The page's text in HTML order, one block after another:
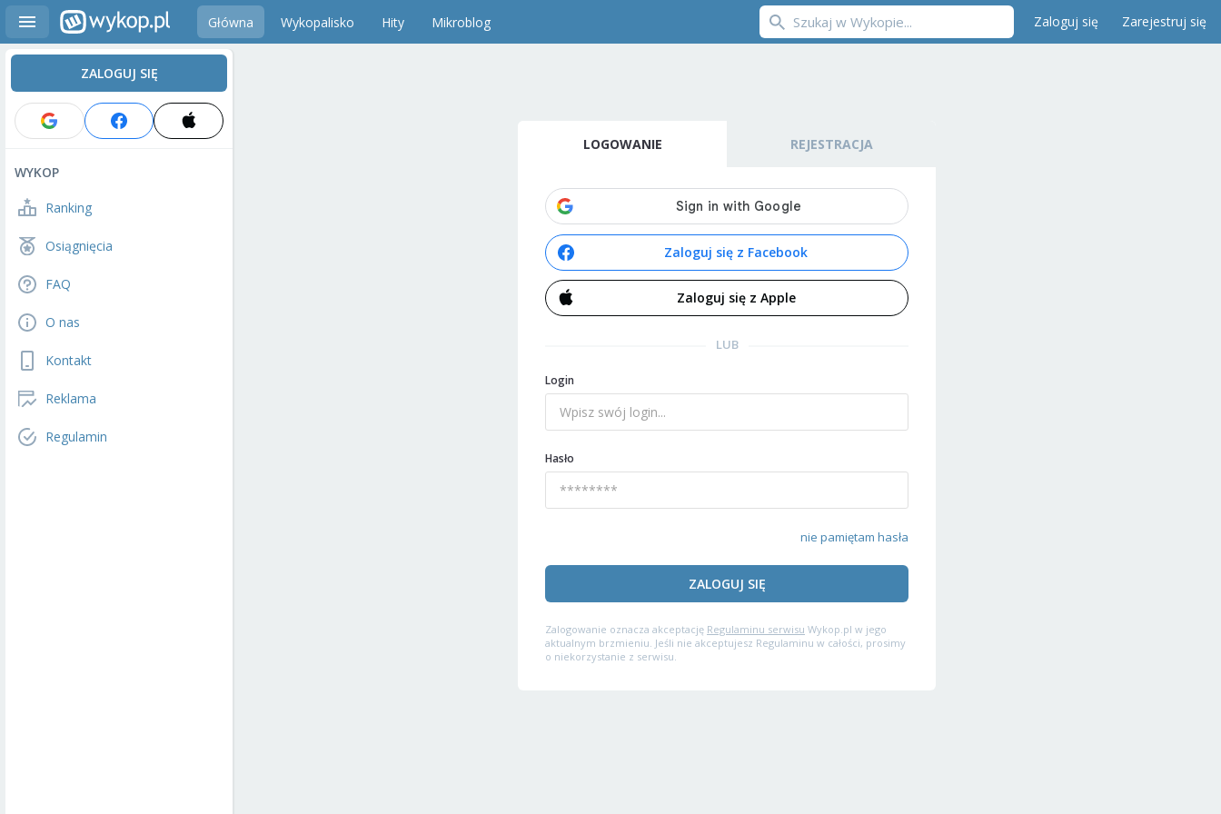
Główna Wykopalisko Hity Mikroblog Zaloguj się Zarejestruj się
ZALOGUJ SIĘ
WYKOP
Ranking
Osiągnięcia
FAQ
O nas
Kontakt
Reklama
Regulamin
LOGOWANIE REJESTRACJA
Zaloguj się z Facebook
Zaloguj się z Apple
LUB
Login
Hasło
nie pamiętam hasła
ZALOGUJ SIĘ
Zalogowanie oznacza akceptację Regulaminu serwisu Wykop.pl w jego
aktualnym brzmieniu. Jeśli nie akceptujesz Regulaminu w całości, prosimy
o niekorzystanie z serwisu.